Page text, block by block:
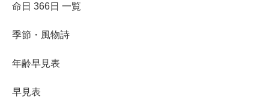
命日 366日 一覧
季節・風物詩
年齢早見表
早見表